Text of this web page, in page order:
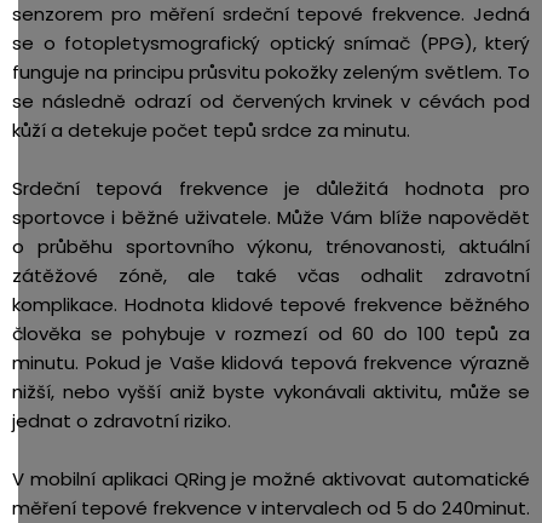
senzorem pro měření srdeční tepové frekvence. Jedná
se o fotopletysmografický optický snímač (PPG), který
funguje na principu průsvitu pokožky zeleným světlem. To
se následně odrazí od červených krvinek v cévách pod
kůží a detekuje počet tepů srdce za minutu.
Srdeční tepová frekvence je důležitá hodnota pro
sportovce i běžné uživatele. Může Vám blíže napovědět
o průběhu sportovního výkonu, trénovanosti, aktuální
zátěžové zóně, ale také včas odhalit zdravotní
komplikace. Hodnota klidové tepové frekvence běžného
člověka se pohybuje v rozmezí od 60 do 100 tepů za
minutu. Pokud je Vaše klidová tepová frekvence výrazně
nižší, nebo vyšší aniž byste vykonávali aktivitu, může se
jednat o zdravotní riziko.
V mobilní aplikaci QRing je možné aktivovat automatické
měření tepové frekvence v intervalech od 5 do 240minut.